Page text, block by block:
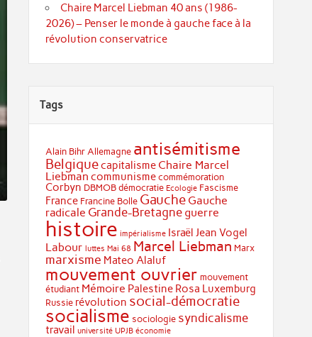
Chaire Marcel Liebman 40 ans (1986-
2026) – Penser le monde à gauche face à la
révolution conservatrice
Tags
Alain Bihr Allemagne antisémitisme
Belgiquecapitalisme Chaire Marcel
Liebman communisme commémoration
Corbyn DBMOB démocratie Ecologie Fascisme
France Francine Bolle Gauche Gauche
radicale Grande-Bretagne guerre
histoire impérialisme Israël Jean Vogel
Labour luttes Mai 68 Marcel Liebman Marx
marxisme Mateo Alaluf
mouvement ouvrier mouvement
étudiant Mémoire Palestine Rosa Luxemburg
Russie révolution social-démocratie
socialisme sociologie syndicalisme
travail université UPJB économie